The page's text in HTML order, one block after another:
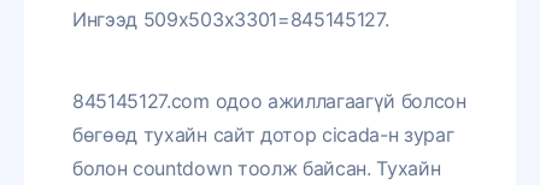
Ингээд 509x503x3301=845145127.
845145127.com одоо ажиллагаагүй болсон
бөгөөд тухайн сайт дотор cicada-н зураг
болон countdown тоолж байсан. Тухайн